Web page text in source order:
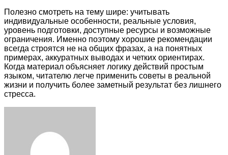
Полезно смотреть на тему шире: учитывать
индивидуальные особенности, реальные условия,
уровень подготовки, доступные ресурсы и возможные
ограничения. Именно поэтому хорошие рекомендации
всегда строятся не на общих фразах, а на понятных
примерах, аккуратных выводах и четких ориентирах.
Когда материал объясняет логику действий простым
языком, читателю легче применить советы в реальной
жизни и получить более заметный результат без лишнего
стресса.